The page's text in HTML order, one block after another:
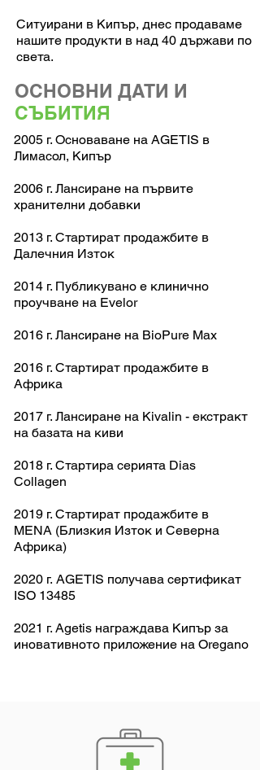
Ситуирани в Кипър, днес продаваме
нашите продукти в над 40 държави по
света.
ОСНОВНИ ДАТИ И
СЪБИТИЯ
2005 г. Основаване на AGETIS в
Лимасол, Кипър
2006 г. Лансиране на първите
хранителни добавки
2013 г. Стартират продажбите в
Далечния Изток
2014 г. Публикувано е клинично
проучване на Evelor
2016 г. Лансиране на BioPure Max
2016 г. Стартират продажбите в
Африка
2017 г. Лансиране на Kivalin - екстракт
на базата на киви
2018 г. Стартира серията Dias
Collagen
2019 г. Стартират продажбите в
MENA (Близкия Изток и Северна
Африка)
2020 г. AGETIS получава сертификат
ISO 13485
2021 г. Agetis награждава Кипър за
иновативното приложение на Oregano